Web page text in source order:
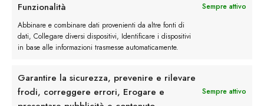
Funzionalità
Sempre attivo
Abbinare e combinare dati provenienti da altre fonti di
dati, Collegare diversi dispositivi, Identificare i dispositivi
in base alle informazioni trasmesse automaticamente.
Garantire la sicurezza, prevenire e rilevare
frodi, correggere errori, Erogare e
Sempre attivo
Rimani in contatto con noi
Servizio Clienti